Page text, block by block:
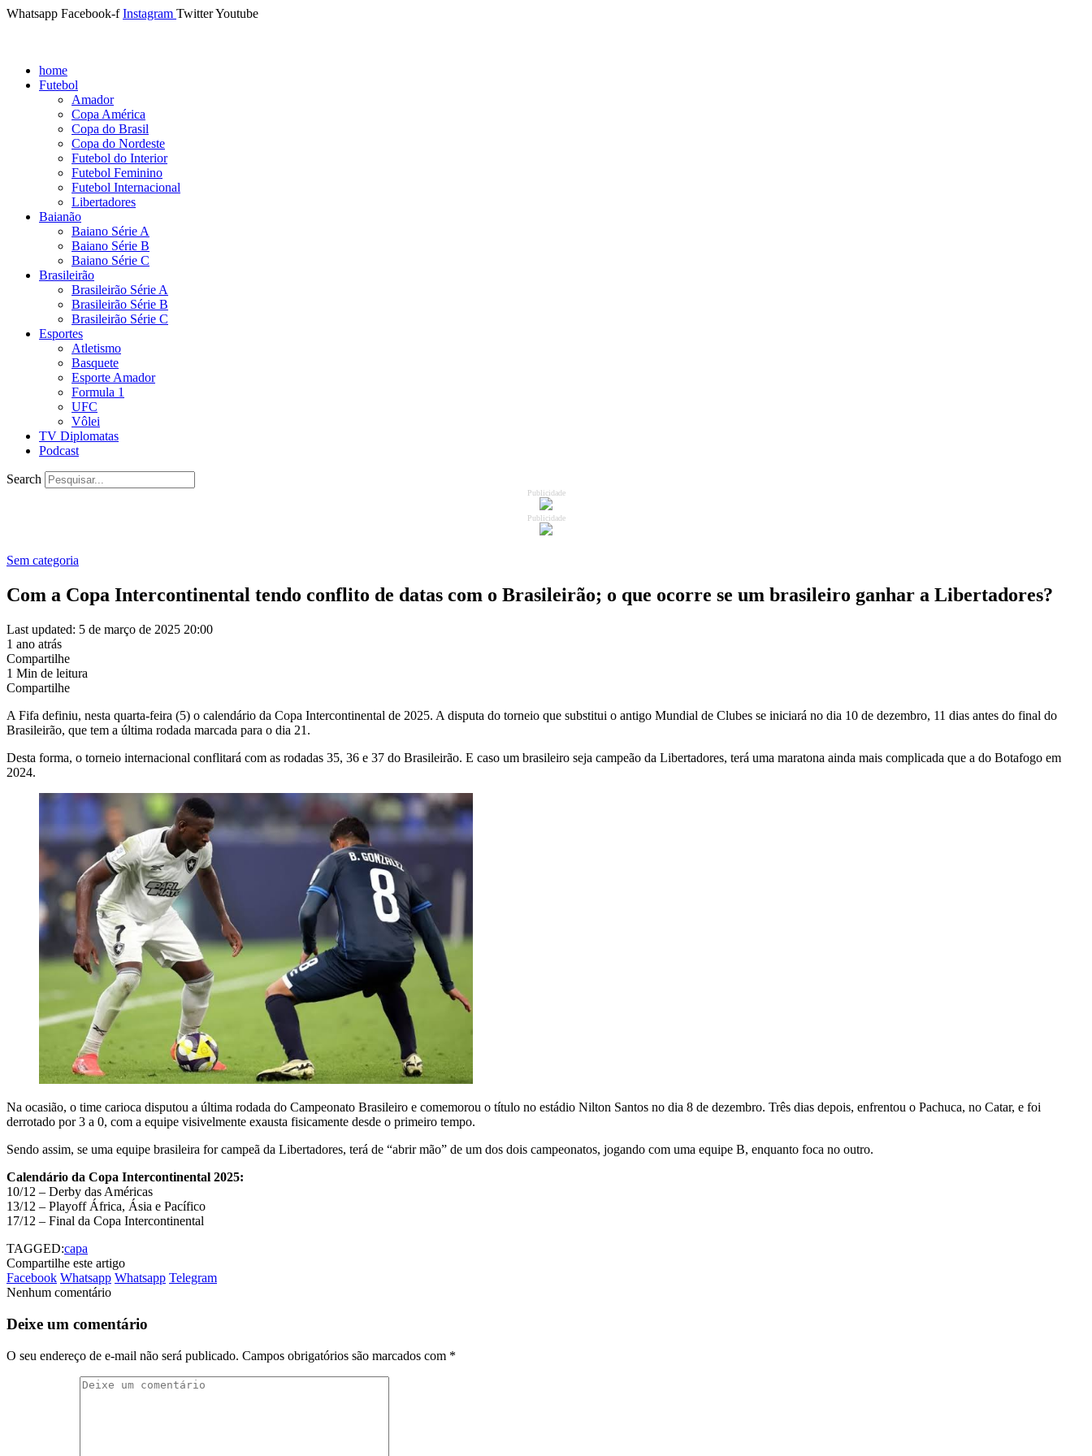
Whatsapp Facebook-f Instagram TwitterYoutube
home
Futebol
Amador
Copa América
Copa do Brasil
Copa do Nordeste
Futebol do Interior
Futebol Feminino
Futebol Internacional
Libertadores
Baianão
Baiano Série A
Baiano Série B
Baiano Série C
Brasileirão
Brasileirão Série A
Brasileirão Série B
Brasileirão Série C
Esportes
Atletismo
Basquete
Esporte Amador
Formula 1
UFC
Vôlei
TV Diplomatas
Podcast
Search
Publicidade
Publicidade
Sem categoria
Com a Copa Intercontinental tendo conflito de datas com o Brasileirão; o que ocorre se um brasileiro ganhar a Libertadores?
Last updated: 5 de março de 2025 20:00
1 ano atrás
Compartilhe
1 Min de leitura
Compartilhe
A Fifa definiu, nesta quarta-feira (5) o calendário da Copa Intercontinental de 2025. A disputa do torneio que substitui o antigo Mundial de Clubes se iniciará no dia 10 de dezembro, 11 dias antes do final do
Brasileirão, que tem a última rodada marcada para o dia 21.
Desta forma, o torneio internacional conflitará com as rodadas 35, 36 e 37 do Brasileirão. E caso um brasileiro seja campeão da Libertadores, terá uma maratona ainda mais complicada que a do Botafogo em
2024.
Na ocasião, o time carioca disputou a última rodada do Campeonato Brasileiro e comemorou o título no estádio Nilton Santos no dia 8 de dezembro. Três dias depois, enfrentou o Pachuca, no Catar, e foi
derrotado por 3 a 0, com a equipe visivelmente exausta fisicamente desde o primeiro tempo.
Sendo assim, se uma equipe brasileira for campeã da Libertadores, terá de “abrir mão” de um dos dois campeonatos, jogando com uma equipe B, enquanto foca no outro.
Calendário da Copa Intercontinental 2025:
10/12 – Derby das Américas
13/12 – Playoff África, Ásia e Pacífico
17/12 – Final da Copa Intercontinental
TAGGED:capa
Compartilhe este artigo
Facebook Whatsapp Whatsapp Telegram
Nenhum comentário
Deixe um comentário
O seu endereço de e-mail não será publicado. Campos obrigatórios são marcados com *